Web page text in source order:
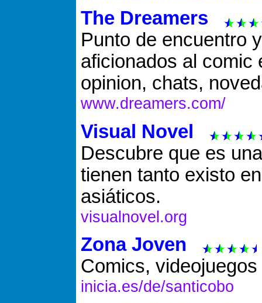
The Dreamers
Punto de encuentro
aficionados al comic
opinion, chats,
www.dreamers.com/
Visual Novel
Descubre que es
tienen tanto existo
asiáticos.
visualnovel.org
Zona Joven
Comics,
inicia.es/de/santicobo